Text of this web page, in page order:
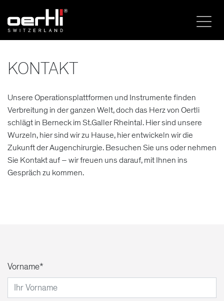
KONTAKT
Unsere Operationsplattformen und Instrumente finden
Verbreitung in der ganzen Welt, doch das Herz von Oertli
schlägt in Berneck im St.Galler Rheintal. Hier sind unsere
Wurzeln, hier sind wir zu Hause, hier entwickeln wir die
Zukunft der Augenchirurgie. Besuchen Sie uns oder nehmen
Sie Kontakt auf – wir freuen uns darauf, mit Ihnen ins
Gespräch zu kommen.
Vorname